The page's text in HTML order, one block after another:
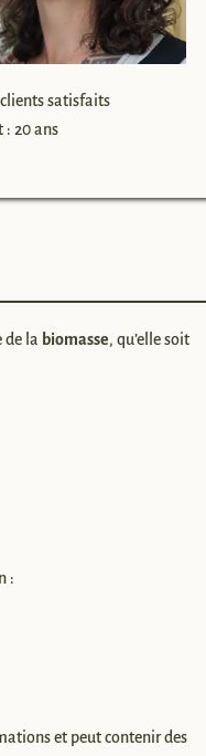
clients satisfaits
: 20 ans
de la biomasse, qu’elle soit
:
et peut contenir des